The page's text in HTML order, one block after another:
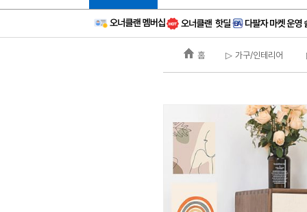
6등급
15등급
16등급
홈 ▷ 가구/인테리어